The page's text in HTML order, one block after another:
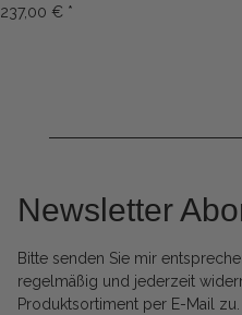
237,00 € *
Newsletter
Bitte senden Sie mir
regelmäßig und jederzeit
Produktsortiment per E-Mail zu.